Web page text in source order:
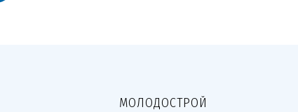
МОЛОДОСТРОЙ